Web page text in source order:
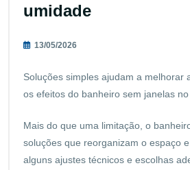
umidade
13/05/2026
Soluções simples ajudam a melhorar
os efeitos do banheiro sem janelas
Mais do que uma limitação, o
soluções que reorganizam o espaço
alguns ajustes técnicos e escolhas